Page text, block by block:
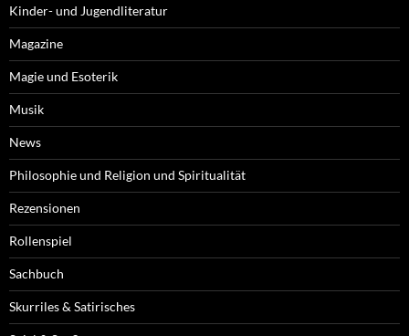
Kinder- und Jugendliteratur
Magazine
Magie und Esoterik
Musik
News
Philosophie und Religion und Spiritualität
Rezensionen
Rollenspiel
Sachbuch
Skurriles & Satirisches